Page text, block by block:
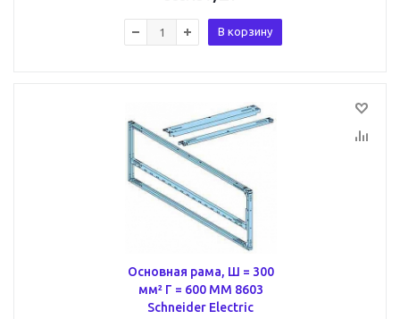
В корзину
Основная рама, Ш = 300
мм² Г = 600 ММ 8603
Schneider Electric